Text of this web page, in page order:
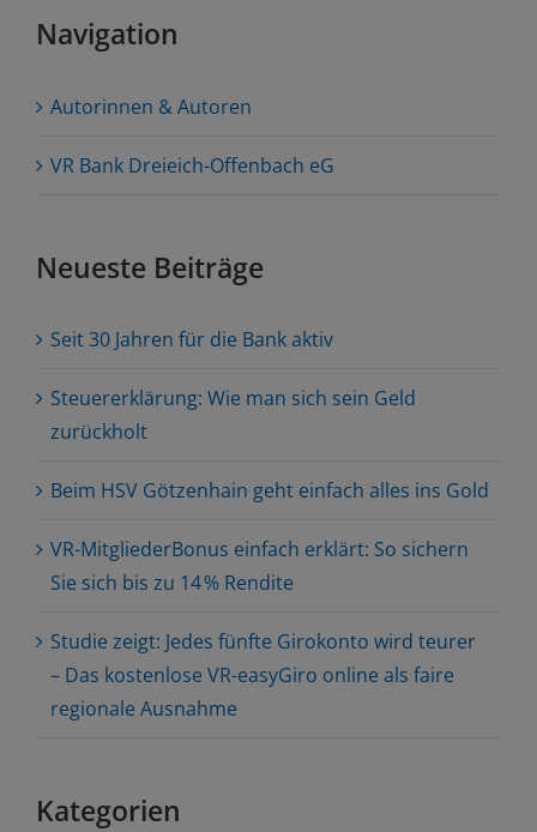
Navigation
Autorinnen & Autoren
VR Bank Dreieich-Offenbach eG
Neueste Beiträge
Seit 30 Jahren für die Bank aktiv
Steuererklärung: Wie man sich sein Geld
zurückholt
Beim HSV Götzenhain geht einfach alles ins Gold
VR-MitgliederBonus einfach erklärt: So sichern
Sie sich bis zu 14 % Rendite
Studie zeigt: Jedes fünfte Girokonto wird teurer
– Das kostenlose VR-easyGiro online als faire
regionale Ausnahme
Kategorien